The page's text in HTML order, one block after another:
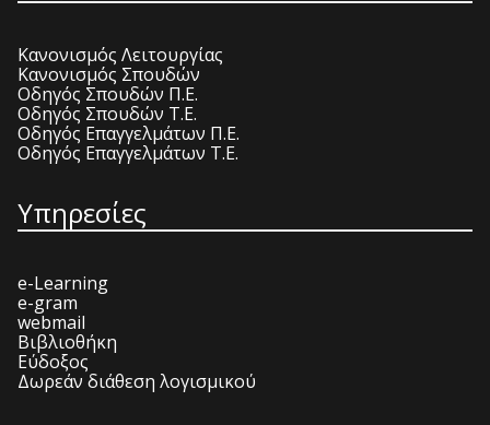
Κανονισμός Λειτουργίας
Κανονισμός Σπουδών
Οδηγός Σπουδών Π.Ε.
Οδηγός Σπουδών Τ.Ε.
Οδηγός Επαγγελμάτων Π.Ε.
Οδηγός Επαγγελμάτων Τ.Ε.
Υπηρεσίες
e-Learning
e-gram
webmail
Βιβλιοθήκη
Εύδοξος
Δωρεάν διάθεση λογισμικού